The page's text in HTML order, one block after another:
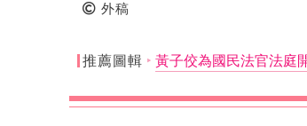
外稿
推薦圖輯 黃子佼為國民法官法庭